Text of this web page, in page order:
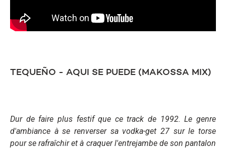
TEQUEÑO - AQUI SE PUEDE (MAKOSSA MIX)
Dur de faire plus festif que ce track de 1992. Le genre
d'ambiance à se renverser sa vodka-get 27 sur le torse
pour se rafraîchir et à craquer l'entrejambe de son pantalon